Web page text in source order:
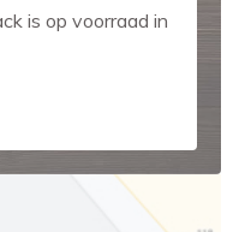
is op voorraad in